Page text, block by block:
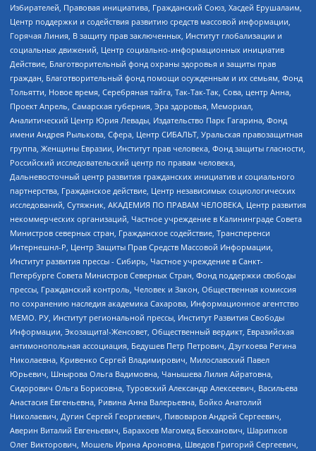
Избирателей, Правовая инициатива, Гражданский Союз, Хасдей Ерушалаим,
Центр поддержки и содействия развитию средств массовой информации,
Горячая Линия, В защиту прав заключенных, Институт глобализации и
социальных движений, Центр социально-информационных инициатив
Действие, Благотворительный фонд охраны здоровья и защиты прав
граждан, Благотворительный фонд помощи осужденным и их семьям, Фонд
Тольятти, Новое время, Серебряная тайга, Так-Так-Так, Сова, центр Анна,
Проект Апрель, Самарская губерния, Эра здоровья, Мемориал,
Аналитический Центр Юрия Левады, Издательство Парк Гагарина, Фонд
имени Андрея Рылькова, Сфера, Центр СИБАЛЬТ, Уральская правозащитная
группа, Женщины Евразии, Институт прав человека, Фонд защиты гласности,
Российский исследовательский центр по правам человека,
Дальневосточный центр развития гражданских инициатив и социального
партнерства, Гражданское действие, Центр независимых социологических
исследований, Сутяжник, АКАДЕМИЯ ПО ПРАВАМ ЧЕЛОВЕКА, Центр развития
некоммерческих организаций, Частное учреждение в Калининграде Совета
Министров северных стран, Гражданское содействие, Трансперенси
Интернешнл-Р, Центр Защиты Прав Средств Массовой Информации,
Институт развития прессы - Сибирь, Частное учреждение в Санкт-
Петербурге Совета Министров Северных Стран, Фонд поддержки свободы
прессы, Гражданский контроль, Человек и Закон, Общественная комиссия
по сохранению наследия академика Сахарова, Информационное агентство
МЕМО. РУ, Институт региональной прессы, Институт Развития Свободы
Информации, Экозащита!-Женсовет, Общественный вердикт, Евразийская
антимонопольная ассоциация, Бедушев Петр Петрович, Дзугкоева Регина
Николаевна, Кривенко Сергей Владимирович, Милославский Павел
Юрьевич, Шнырова Ольга Вадимовна, Чанышева Лилия Айратовна,
Сидорович Ольга Борисовна, Туровский Александр Алексеевич, Васильева
Анастасия Евгеньевна, Ривина Анна Валерьевна, Бойко Анатолий
Николаевич, Дугин Сергей Георгиевич, Пивоваров Андрей Сергеевич,
Аверин Виталий Евгеньевич, Барахоев Магомед Бекханович, Шарипков
Олег Викторович, Мошель Ирина Ароновна, Шведов Григорий Сергеевич,